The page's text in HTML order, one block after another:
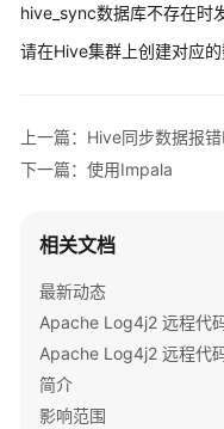
说
明
速
入
用
指
南
组
hive_sync数据库不存在时
请在Hive集群上创建对应的
上一篇：Hive同步数据报
下一篇：使用Impala
相关文档
最新动态
简介
影响范围